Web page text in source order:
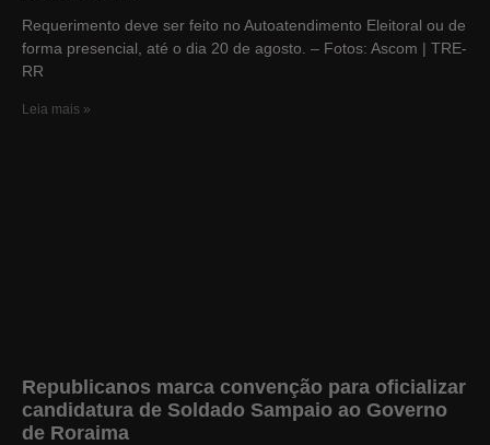
Requerimento deve ser feito no Autoatendimento Eleitoral ou de
forma presencial, até o dia 20 de agosto. – Fotos: Ascom | TRE-
RR
Leia mais »
Republicanos marca convenção para oficializar
candidatura de Soldado Sampaio ao Governo
de Roraima